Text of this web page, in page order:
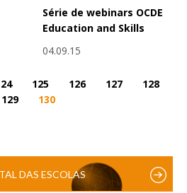
Série de webinars OCDE
Education and Skills
04.09.15
125 126 127
128
129
130
DAS ESCOLAS